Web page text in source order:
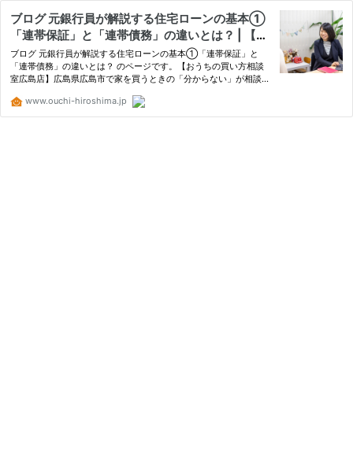
ブログ 元銀行員が解説する住宅ローンの基本①
「連帯保証」と「連帯債務」の違いとは？ | 【お
うちの買い方相談室広島店】
ブログ 元銀行員が解説する住宅ローンの基本①「連帯保証」と
「連帯債務」の違いとは？ のページです。【おうちの買い方相談
室広島店】広島県広島市で家を買うときの「分からない」が相談で
注文住宅・リフォーム・不動産のことまで、後悔しないおうちの買
い方…
www.ouchi-hiroshima.jp